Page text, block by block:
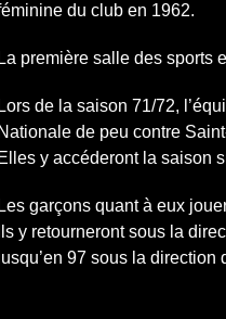
du club en 1962.
La première salle des sports
Lors de la saison 71/72,
Nationale de peu contre
Elles y accéderont la saison
Les garçons quant à eux
Ils y retourneront sous la
97 sous la direction